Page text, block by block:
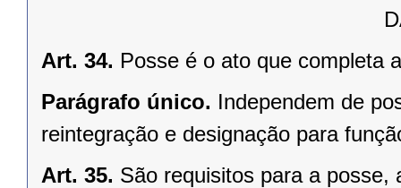
Art. 34. Posse é o ato que completa
Parágrafo único. Independem de
reintegração e designação para
Art. 35. São requisitos para a posse,